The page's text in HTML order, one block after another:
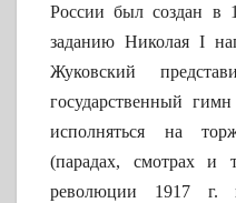
России был создан
заданию Николая I
Жуковский
государственный
исполняться на
(парадах, смотрах и
революции 1917 г.